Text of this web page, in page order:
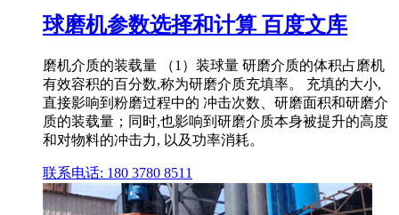
球磨机参数选择和计算 百度文库
磨机介质的装载量 （1）装球量 研磨介质的体积占磨机
有效容积的百分数,称为研磨介质充填率。 充填的大小,
直接影响到粉磨过程中的 冲击次数、研磨面积和研磨介
质的装载量；同时,也影响到研磨介质本身被提升的高度
和对物料的冲击力, 以及功率消耗。
联系电话: 180 3780 8511